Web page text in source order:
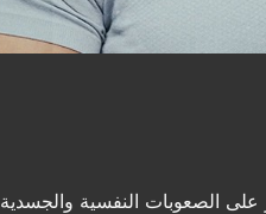
الصعوبات النفسية والجسدية